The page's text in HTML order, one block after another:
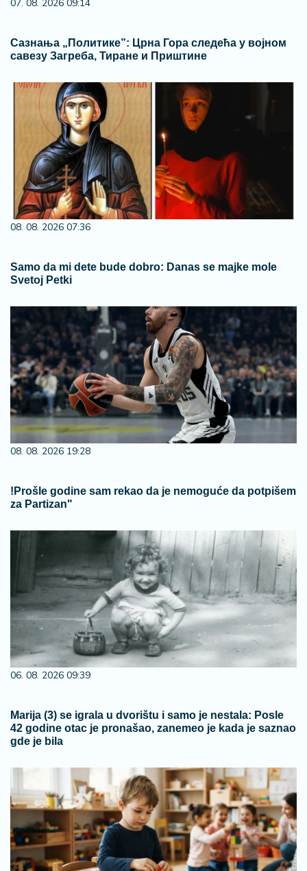
07. 08. 2026 09:14
Сазнања „Политике”: Црна Гора следећа у војном
савезу Загреба, Тиране и Приштине
08. 08. 2026 07:36
Samo da mi dete bude dobro: Danas se majke mole
Svetoj Petki
08. 08. 2026 19:28
!Prošle godine sam rekao da je nemoguće da potpišem
za Partizan"
06. 08. 2026 09:39
Marija (3) se igrala u dvorištu i samo je nestala: Posle
42 godine otac je pronašao, zanemeo je kada je saznao
gde je bila